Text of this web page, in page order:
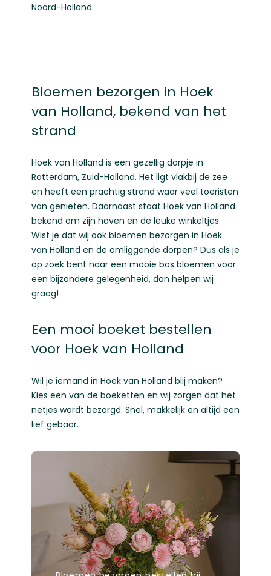
Noord-Holland.
Bloemen bezorgen in Hoek
van Holland, bekend van het
strand
Hoek van Holland is een gezellig dorpje in
Rotterdam, Zuid-Holland. Het ligt vlakbij de zee
en heeft een prachtig strand waar veel toeristen
van genieten. Daarnaast staat Hoek van Holland
bekend om zijn haven en de leuke winkeltjes.
Wist je dat wij ook bloemen bezorgen in Hoek
van Holland en de omliggende dorpen? Dus als je
op zoek bent naar een mooie bos bloemen voor
een bijzondere gelegenheid, dan helpen wij
graag!
Een mooi boeket bestellen
voor Hoek van Holland
Wil je iemand in Hoek van Holland blij maken?
Kies een van de boeketten en wij zorgen dat het
netjes wordt bezorgd. Snel, makkelijk en altijd een
lief gebaar.